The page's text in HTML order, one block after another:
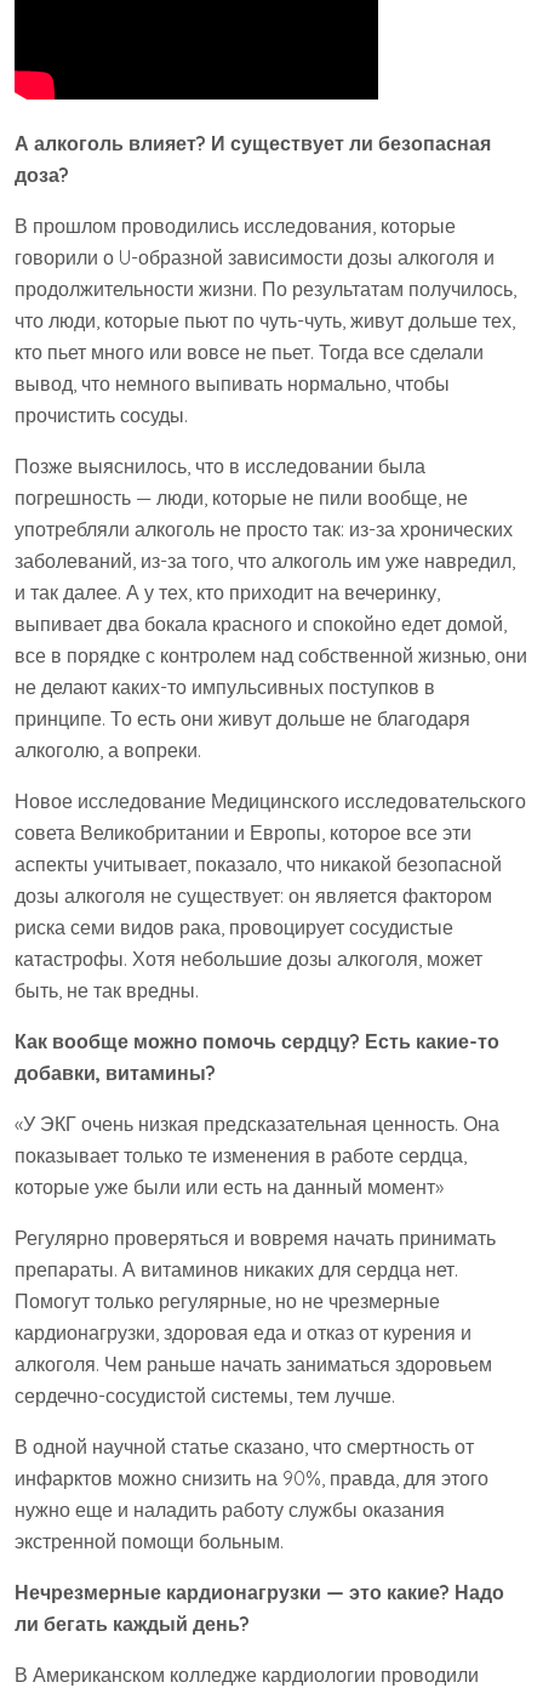
А алкоголь влияет? И существует ли безопасная
доза?
В прошлом проводились исследования, которые
говорили о U-образной зависимости дозы алкоголя и
продолжительности жизни. По результатам получилось,
что люди, которые пьют по чуть-чуть, живут дольше тех,
кто пьет много или вовсе не пьет. Тогда все сделали
вывод, что немного выпивать нормально, чтобы
прочистить сосуды.
Позже выяснилось, что в исследовании была
погрешность — люди, которые не пили вообще, не
употребляли алкоголь не просто так: из-за хронических
заболеваний, из-за того, что алкоголь им уже навредил,
и так далее. А у тех, кто приходит на вечеринку,
выпивает два бокала красного и спокойно едет домой,
все в порядке с контролем над собственной жизнью, они
не делают каких-то импульсивных поступков в
принципе. То есть они живут дольше не благодаря
алкоголю, а вопреки.
Новое исследование Медицинского исследовательского
совета Великобритании и Европы, которое все эти
аспекты учитывает, показало, что никакой безопасной
дозы алкоголя не существует: он является фактором
риска семи видов рака, провоцирует сосудистые
катастрофы. Хотя небольшие дозы алкоголя, может
быть, не так вредны.
Как вообще можно помочь сердцу? Есть какие-то
добавки, витамины?
«У ЭКГ очень низкая предсказательная ценность. Она
показывает только те изменения в работе сердца,
которые уже были или есть на данный момент»
Регулярно проверяться и вовремя начать принимать
препараты. А витаминов никаких для сердца нет.
Помогут только регулярные, но не чрезмерные
кардионагрузки, здоровая еда и отказ от курения и
алкоголя. Чем раньше начать заниматься здоровьем
сердечно-сосудистой системы, тем лучше.
В одной научной статье сказано, что смертность от
инфарктов можно снизить на 90%, правда, для этого
нужно еще и наладить работу службы оказания
экстренной помощи больным.
Нечрезмерные кардионагрузки — это какие? Надо
ли бегать каждый день?
В Американском колледже кардиологии проводили